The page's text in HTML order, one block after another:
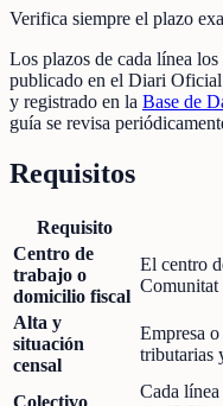
Verifica siempre el plazo
Los plazos de cada línea
publicado en el Diari
y registrado en la Base de
guía se revisa
Requisitos
Requisito
Centro de
trabajo o
domicilio fiscal
El centro
Comunitat
Alta y
situación
censal
Empresa
tributarias
Colectivo
Cada